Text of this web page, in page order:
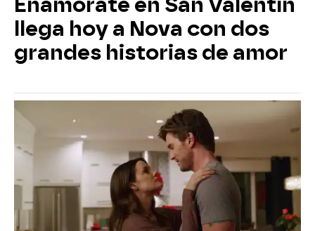
Enamórate en San Valentín
llega hoy a Nova con dos
grandes historias de amor